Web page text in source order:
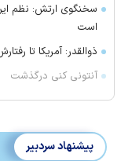
سخنگوی ارتش: نظم
است
ذوالقدر: آمریکا تا
آنتونی کنی درگذشت
پیشنهاد سردبیر